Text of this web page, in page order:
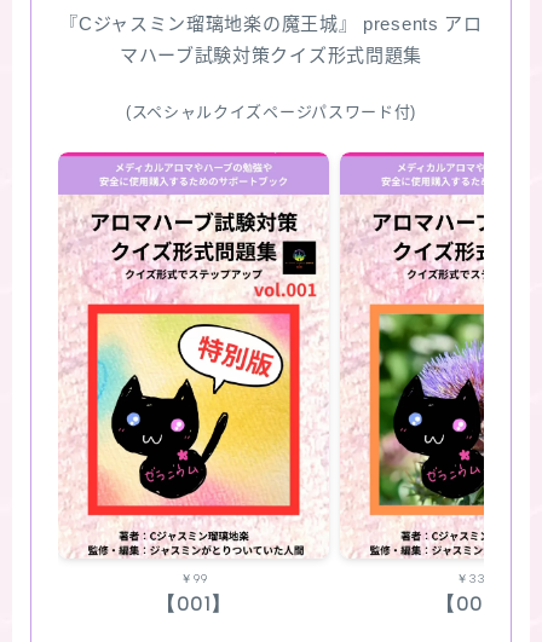
『Cジャスミン瑠璃地楽の魔王城』 presents アロ
マハーブ試験対策クイズ形式問題集
(スペシャルクイズページパスワード付)
￥99
【001】
￥330
【002】